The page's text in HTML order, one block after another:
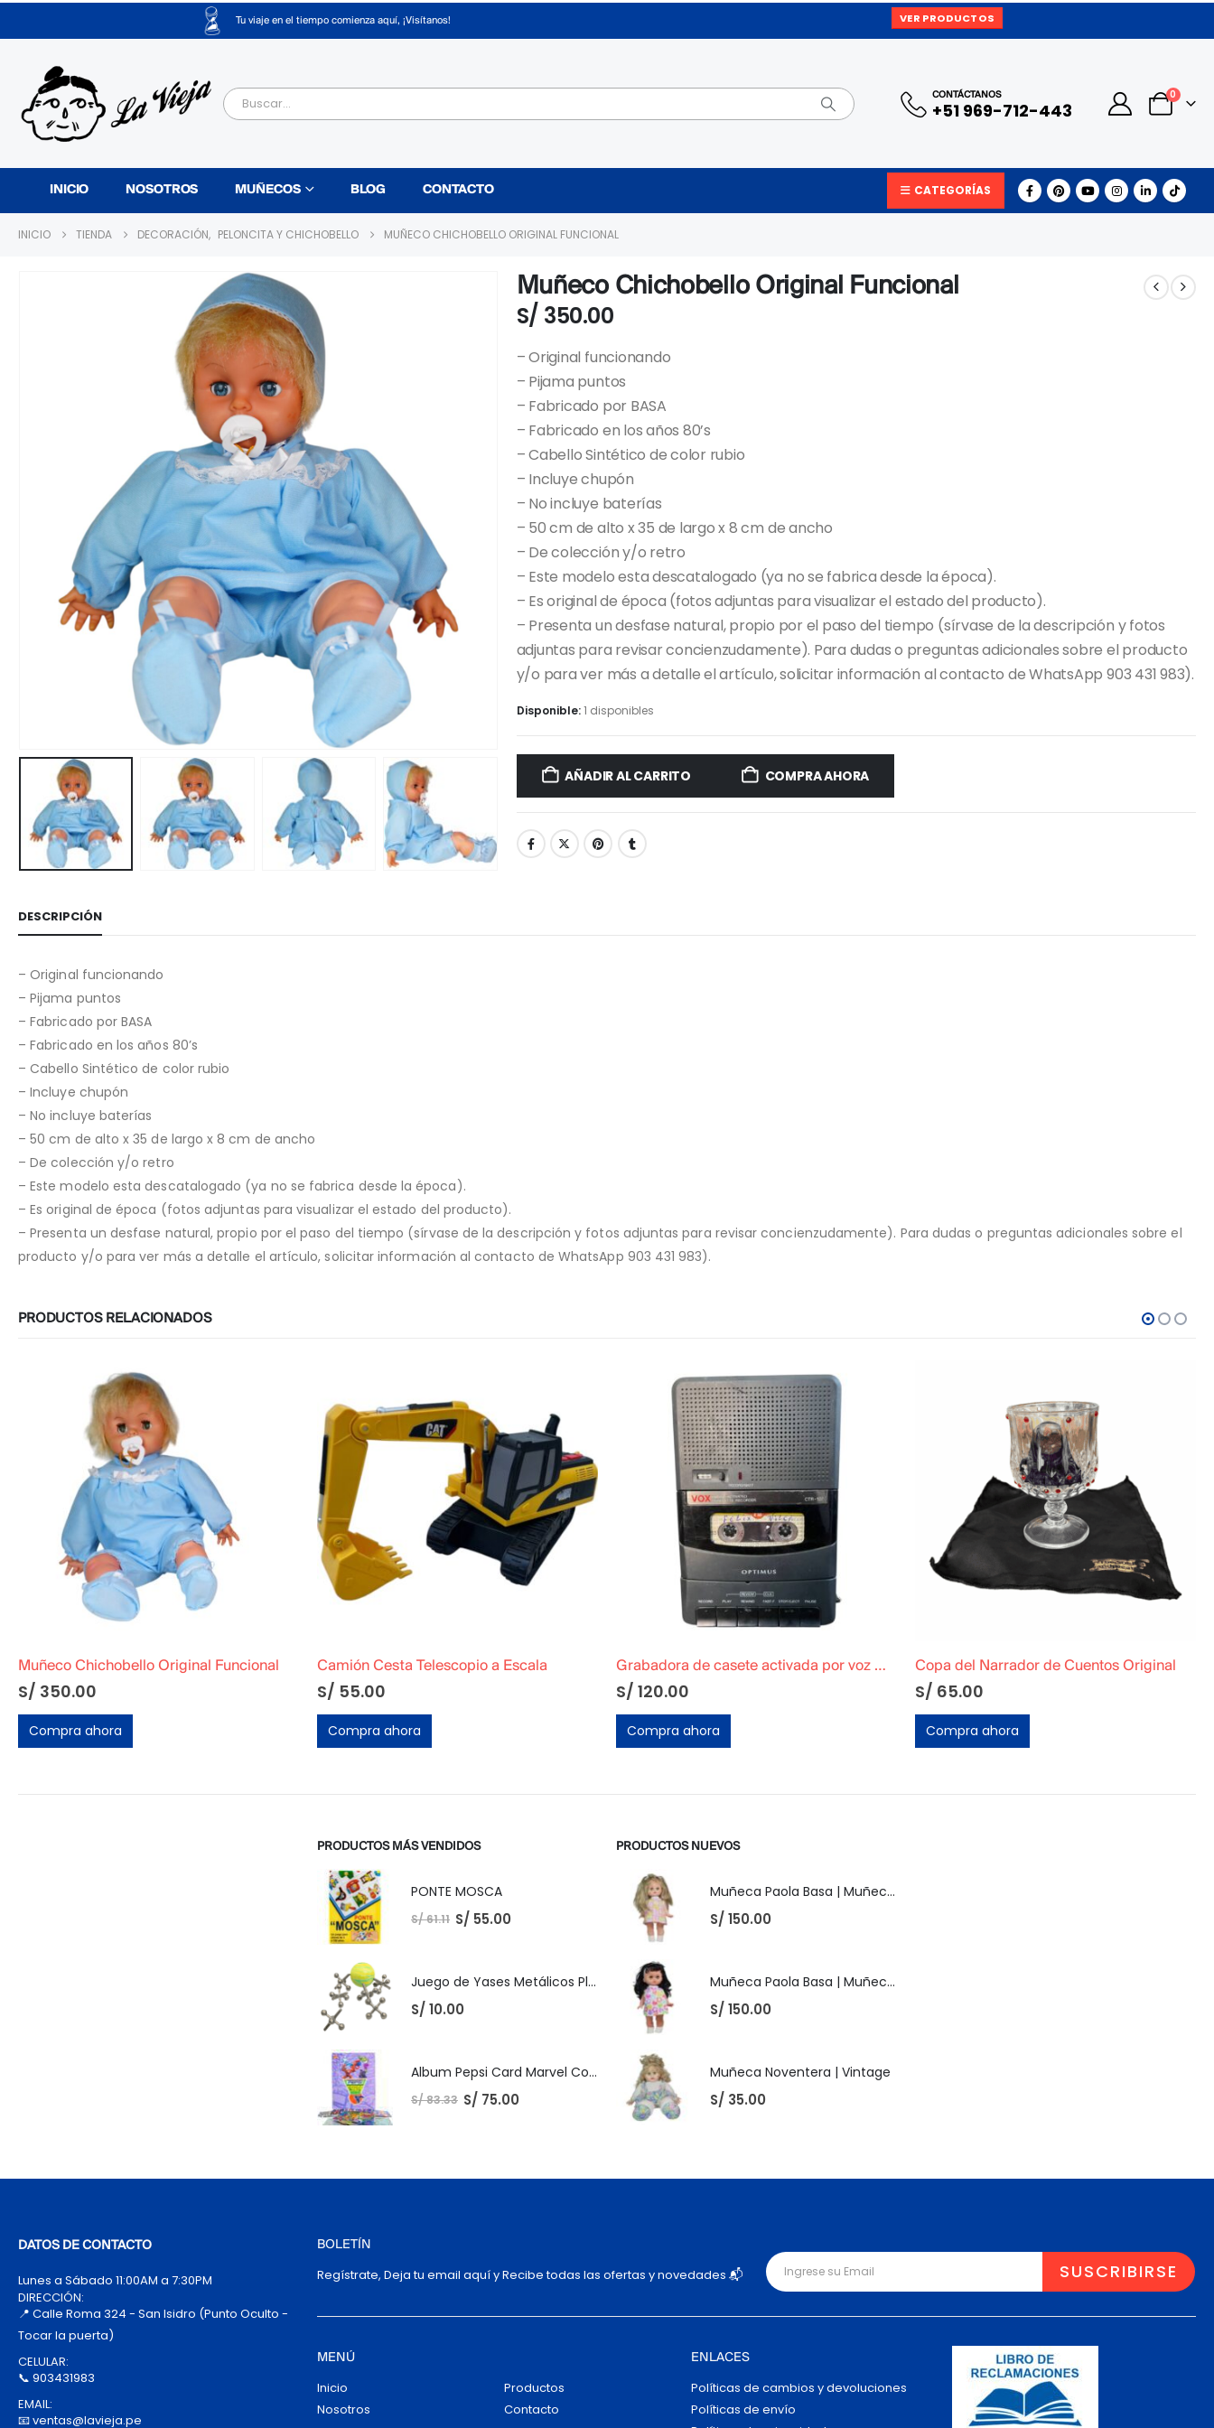
Tu viaje en el tiempo comienza aquí, ¡Visítanos! VER PRODUCTOS
CONTÁCTANOS
+51 969-712-443
0
INICIO NOSOTROS MUÑECOS BLOG CONTACTO CATEGORÍAS
INICIO TIENDA DECORACIÓN, PELONCITA Y CHICHOBELLO MUÑECO CHICHOBELLO ORIGINAL FUNCIONAL
Muñeco Chichobello Original Funcional
S/ 350.00
– Original funcionando
– Pijama puntos
– Fabricado por BASA
– Fabricado en los años 80’s
– Cabello Sintético de color rubio
– Incluye chupón
– No incluye baterías
– 50 cm de alto x 35 de largo x 8 cm de ancho
– De colección y/o retro
– Este modelo esta descatalogado (ya no se fabrica desde la época).
– Es original de época (fotos adjuntas para visualizar el estado del producto).
– Presenta un desfase natural, propio por el paso del tiempo (sírvase de la descripción y fotos
adjuntas para revisar concienzudamente). Para dudas o preguntas adicionales sobre el producto
y/o para ver más a detalle el artículo, solicitar información al contacto de WhatsApp 903 431 983).
Disponible:1 disponibles
AÑADIR AL CARRITO COMPRA AHORA
DESCRIPCIÓN
– Original funcionando
– Pijama puntos
– Fabricado por BASA
– Fabricado en los años 80’s
– Cabello Sintético de color rubio
– Incluye chupón
– No incluye baterías
– 50 cm de alto x 35 de largo x 8 cm de ancho
– De colección y/o retro
– Este modelo esta descatalogado (ya no se fabrica desde la época).
– Es original de época (fotos adjuntas para visualizar el estado del producto).
– Presenta un desfase natural, propio por el paso del tiempo (sírvase de la descripción y fotos adjuntas para revisar concienzudamente). Para dudas o preguntas adicionales sobre el
producto y/o para ver más a detalle el artículo, solicitar información al contacto de WhatsApp 903 431 983).
PRODUCTOS RELACIONADOS
Muñeco Chichobello Original Funcional
S/ 350.00
Compra ahora
Camión Cesta Telescopio a Escala
S/ 55.00
Compra ahora
Grabadora de casete activada por voz Optimus VOX CTR-107 VOX probada funcionando
S/ 120.00
Compra ahora
Copa del Narrador de Cuentos Original
S/ 65.00
Compra ahora
PRODUCTOS MÁS VENDIDOS
PONTE MOSCA
S/61.11 S/ 55.00
Juego de Yases Metálicos Plomos 6 Unidades + Pelota de Goma (En Bolsita Lista para Regalar)
S/ 10.00
Album Pepsi Card Marvel Completo
S/83.33 S/ 75.00
PRODUCTOS NUEVOS
Muñeca Paola Basa | Muñeca Vintage
S/ 150.00
Muñeca Paola Basa | Muñeca Vintage
S/ 150.00
Muñeca Noventera | Vintage
S/ 35.00
DATOS DE CONTACTO
Lunes a Sábado 11:00AM a 7:30PM
DIRECCIÓN:
📍 Calle Roma 324 - San Isidro (Punto Oculto -
Tocar la puerta)
CELULAR:
📞 903431983
EMAIL:
📧 ventas@lavieja.pe
BOLETÍN
Regístrate, Deja tu email aquí y Recibe todas las ofertas y novedades 📬
MENÚ
Inicio
Nosotros
Productos
Contacto
ENLACES
Políticas de cambios y devoluciones
Políticas de envío